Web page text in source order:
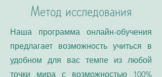
Метод исследования
Наша программа онлайн-обучения
предлагает возможность учиться в
удобном для вас темпе из любой
точки мира с возможностью 100%